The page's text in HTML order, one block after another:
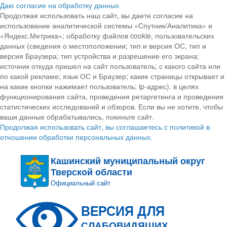
Даю согласие на обработку данных
Продолжая использовать наш сайт, вы даете согласие на
использование аналитической системы «Спутник/Аналитика» и
«Яндекс.Метрика»; обработку файлов cookie, пользовательских
данных (сведения о местоположении; тип и версия ОС, тип и
версия Браузера; тип устройства и разрешение его экрана;
источник откуда пришел на сайт пользователь; с какого сайта или
по какой рекламе; язык ОС и Браузер; какие страницы открывает и
на какие кнопки нажимает пользователь; ip-адрес). в целях
функционирования сайта, проведения ретаргетинга и проведения
статистических исследований и обзоров. Если вы не хотите, чтобы
ваши данные обрабатывались, покиньте сайт.
Продолжая использовать сайт, вы соглашаетесь с политикой в
отношении обработки персональных данных.